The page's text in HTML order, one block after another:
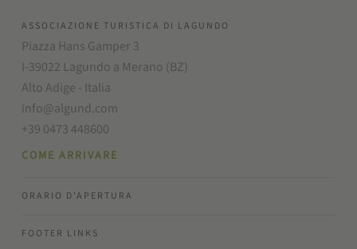
ASSOCIAZIONE TURISTICA DI LAGUNDO
Piazza Hans Gamper 3
I-39022 Lagundo a Merano (BZ)
Alto Adige - Italia
info@algund.com
+39 0473 448600
COME ARRIVARE
ORARIO D'APERTURA
FOOTER LINKS